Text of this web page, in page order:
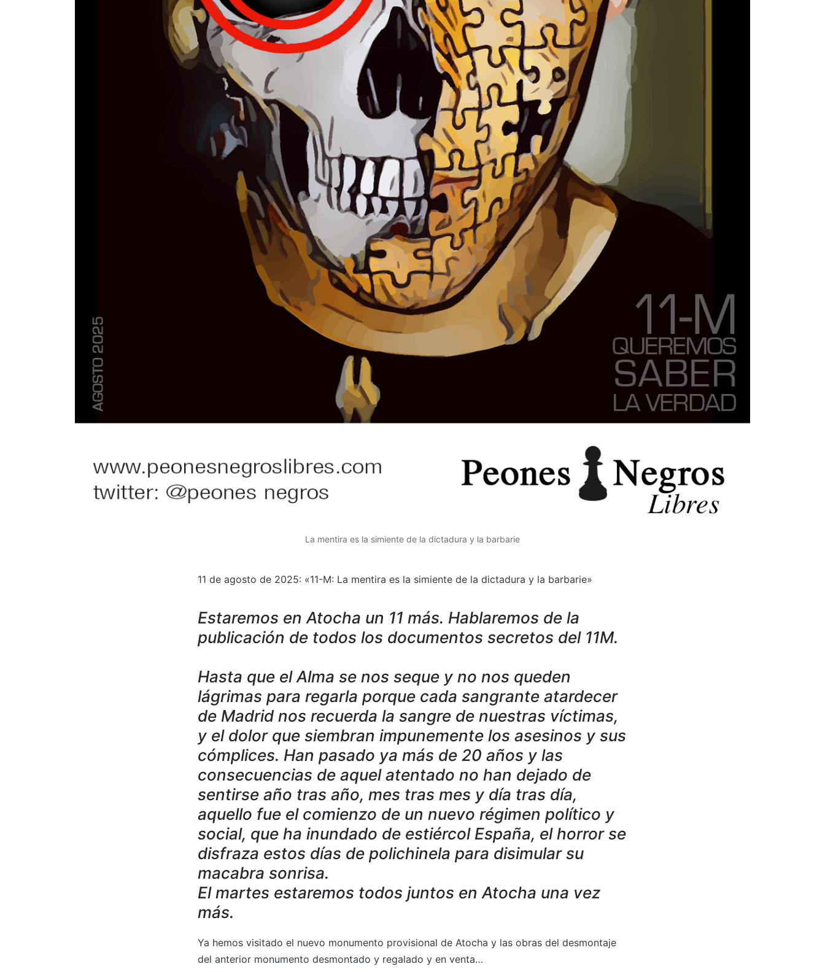
La mentira es la simiente de la dictadura y la barbarie
11 de agosto de 2025: «11-M: La mentira es la simiente de la dictadura y la barbarie»
Estaremos en Atocha un 11 más. Hablaremos de la
publicación de todos los documentos secretos del 11M.
Hasta que el Alma se nos seque y no nos queden
lágrimas para regarla porque cada sangrante atardecer
de Madrid nos recuerda la sangre de nuestras víctimas,
y el dolor que siembran impunemente los asesinos y sus
cómplices. Han pasado ya más de 20 años y las
consecuencias de aquel atentado no han dejado de
sentirse año tras año, mes tras mes y día tras día,
aquello fue el comienzo de un nuevo régimen político y
social, que ha inundado de estiércol España, el horror se
disfraza estos días de polichinela para disimular su
macabra sonrisa.
El martes estaremos todos juntos en Atocha una vez
más.
Ya hemos visitado el nuevo monumento provisional de Atocha y las obras del desmontaje
del anterior monumento desmontado y regalado y en venta…